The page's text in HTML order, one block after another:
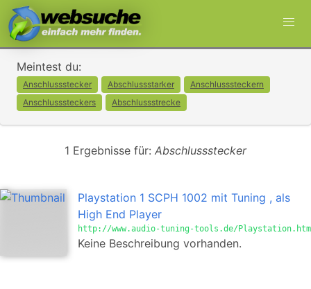
Meintest du:
Anschlussstecker Abschlussstarker
Anschlusssteckern
Anschlusssteckers
Abschlussstrecke
1 Ergebnisse für: Abschlussstecker
Playstation 1 SCPH 1002 mit Tuning , als
High End Player
http://www.audio-tuning-tools.de/Playstation.htm
Keine Beschreibung vorhanden.